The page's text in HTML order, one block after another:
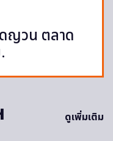
ญวน ตลาด
ดูเพิ่มเติม